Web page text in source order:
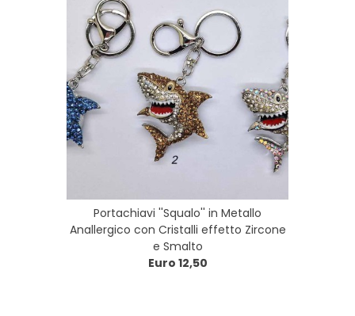
Portachiavi ''Squalo'' in Metallo
Anallergico con Cristalli effetto Zircone
e Smalto
Euro 12,50